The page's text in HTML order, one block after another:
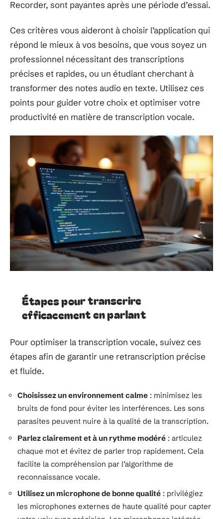
Recorder, sont payantes après une période d’essai.
Ces critères vous aideront à choisir l’application qui
répond le mieux à vos besoins, que vous soyez un
professionnel nécessitant des transcriptions
précises et rapides, ou un étudiant cherchant à
transformer des notes audio en texte. Utilisez ces
points pour guider votre choix et optimiser votre
productivité en matière de transcription vocale.
Étapes pour transcrire
efficacement en parlant
Pour optimiser la transcription vocale, suivez ces
étapes afin de garantir une retranscription précise
et fluide.
Choisissez un environnement calme : minimisez les
bruits de fond pour éviter les interférences. Les sons
parasites peuvent nuire à la qualité de la transcription.
Parlez clairement et à un rythme modéré : articulez
chaque mot et évitez de parler trop rapidement. Cela
facilite la compréhension par l’algorithme de
reconnaissance vocale.
Utilisez un microphone de bonne qualité : privilégiez
les microphones externes de haute qualité pour capter